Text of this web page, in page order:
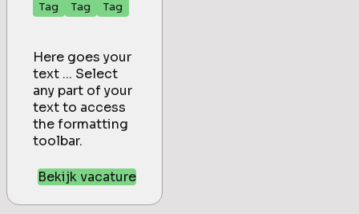
Tag Tag Tag
Here goes your
text ... Select
any part of your
text to access
the formatting
toolbar.
Bekijk vacature